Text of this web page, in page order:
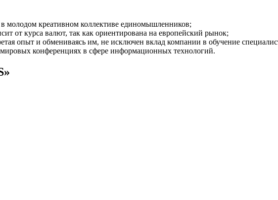
в молодом креативном коллективе единомышленников;
от курса валют, так как ориентирована на европейский рынок;
опыт и обмениваясь им, не исключен вклад компании в обучение
конференциях в сфере информационных технологий.